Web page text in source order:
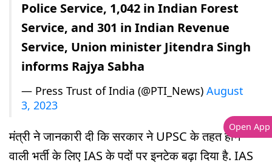
Police Service, 1,042 in Indian Forest
Service, and 301 in Indian Revenue
Service, Union minister Jitendra Singh
informs Rajya Sabha
— Press Trust of India (@PTI_News) August
3, 2023
मंत्री ने जानकारी दी कि सरकार ने UPSC के तहत होने
वाली भर्ती के लिए IAS के पदों पर इनटेक बढ़ा दिया है. IAS
Open App